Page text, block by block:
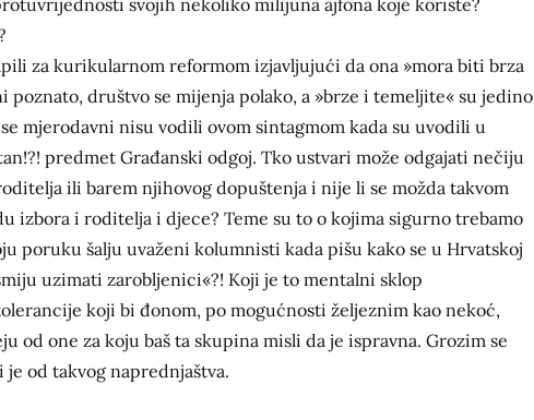
svojih nekoliko milijuna ajfona koje koriste?
za kurikularnom reformom izjavljujući da ona »mora biti brza
poznato, društvo se mijenja polako, a »brze i temeljite« su jedino
mjerodavni nisu vodili ovom sintagmom kada su uvodili u
predmet Građanski odgoj. Tko ustvari može odgajati nečiju
ili barem njihovog dopuštenja i nije li se možda takvom
izbora i roditelja i djece? Teme su to o kojima sigurno trebamo
poruku šalju uvaženi kolumnisti kada pišu kako se u Hrvatskoj
uzimati zarobljenici«?! Koji je to mentalni sklop
koji bi đonom, po mogućnosti željeznim kao nekoć,
od one za koju baš ta skupina misli da je ispravna. Grozim se
od takvog naprednjaštva.